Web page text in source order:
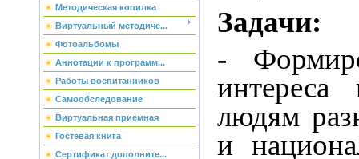
Методическая копилка
Виртуальный методиче...
Фотоальбомы
Аннотации к программ...
Работы воспитанников
Самообследование
Виртуальная приемная
Гостевая книга
Сертификат дополните...
Задачи:
-
людям
и